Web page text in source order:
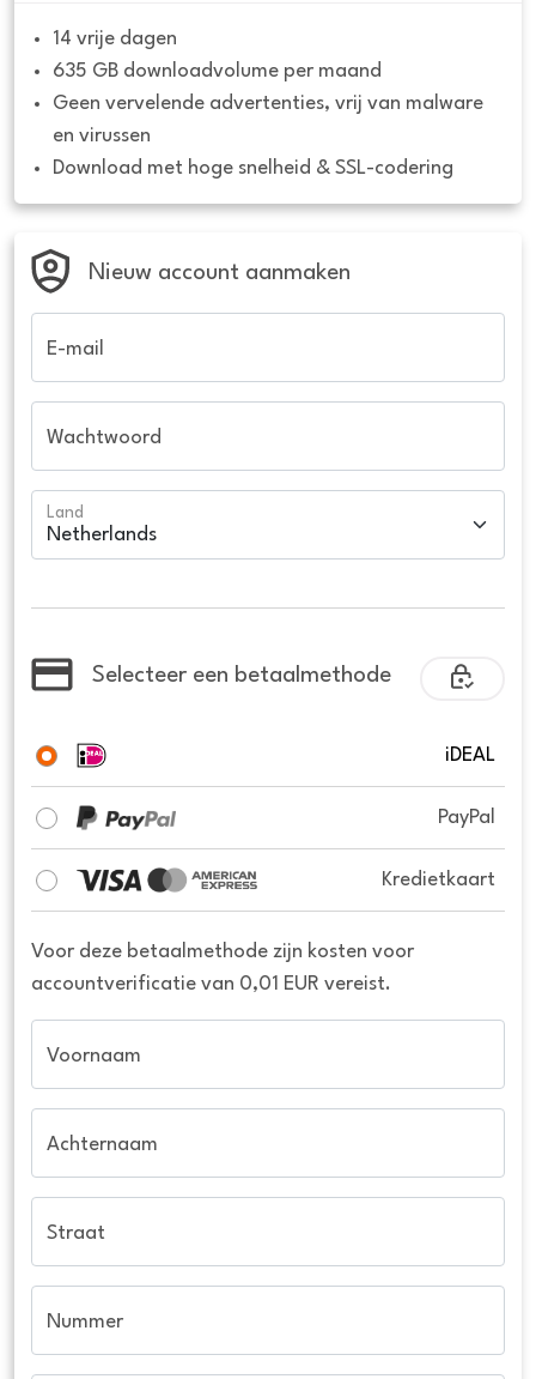
14 vrije dagen
635 GB downloadvolume per maand
Geen vervelende advertenties, vrij van malware
en virussen
Download met hoge snelheid & SSL-codering
Nieuw account aanmaken
E-mail
Wachtwoord
Land
Selecteer een betaalmethode
iDEAL
PayPal
Kredietkaart
Voor deze betaalmethode zijn kosten voor
accountverificatie van 0,01 EUR vereist.
Voornaam
Achternaam
Straat
Nummer